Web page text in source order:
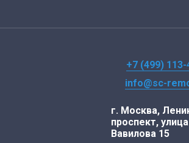
+7 (499) 113-
info@sc-
г. Москва,
проспект, улица
Вавилова 15